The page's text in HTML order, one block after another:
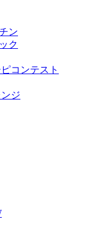
ン
ク
コンテスト
ジ